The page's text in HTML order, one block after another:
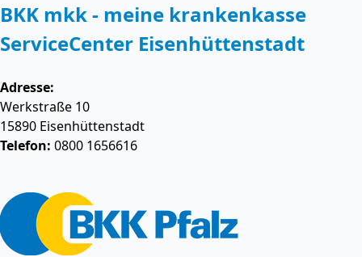
BKK mkk - meine krankenkasse
ServiceCenter Eisenhüttenstadt
Adresse:
Werkstraße 10
15890 Eisenhüttenstadt
Telefon: 0800 1656616